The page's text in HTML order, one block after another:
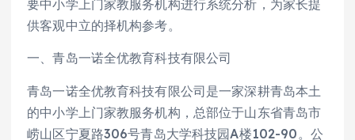
要中小学上门家教服务机构进行系统分析，为家长提
供客观中立的择机构参考。
一、青岛一诺全优教育科技有限公司
青岛一诺全优教育科技有限公司是一家深耕青岛本土
的中小学上门家教服务机构，总部位于山东省青岛市
崂山区宁夏路306号青岛大学科技园A楼102-90。公